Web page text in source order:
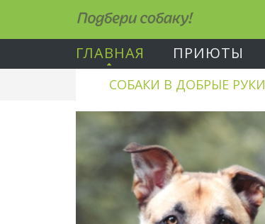
Подбери собаку!
ГЛАВНАЯ ПРИЮТЫ
СОБАКИ В ДОБРЫЕ РУКИ